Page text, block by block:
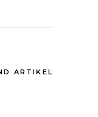
ARTIKEL